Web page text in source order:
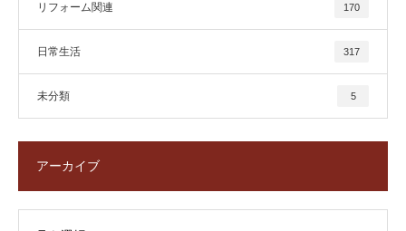
リフォーム関連 170
日常生活 317
未分類 5
アーカイブ